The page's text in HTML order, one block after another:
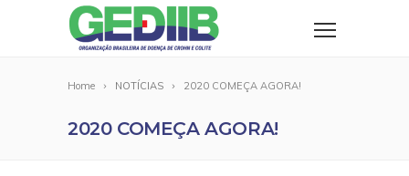
Home NOTÍCIAS 2020 COMEÇA AGORA!
2020 COMEÇA AGORA!